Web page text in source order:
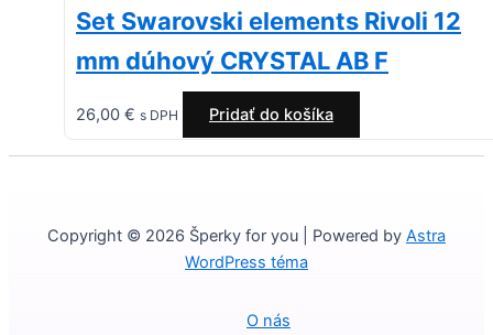
Set Swarovski elements Rivoli 12
mm dúhový CRYSTAL AB F
26,00 € s DPH Pridať do košíka
Copyright © 2026 Šperky for you | Powered by Astra
WordPress téma
O nás